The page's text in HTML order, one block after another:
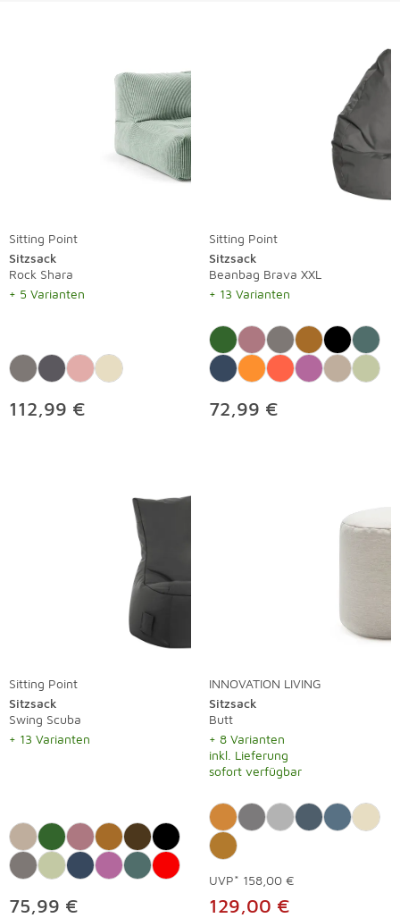
Sitting Point
Sitzsack
Rock Shara
+ 5 Varianten
112,99 €
Sitting Point
Sitzsack
Beanbag Brava XXL
+ 13 Varianten
72,99 €
Sitting Point
Sitzsack
Swing Scuba
+ 13 Varianten
75,99 €
INNOVATION LIVING
Sitzsack
Butt
+ 8 Varianten
inkl. Lieferung
sofort verfügbar
UVP* 158,00 €
129,00 €